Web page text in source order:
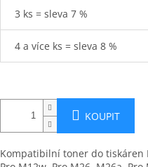
3 ks = sleva 7 %
4 a více ks = sleva 8 %
KOUPIT
Kompatibilní toner do tiskáren